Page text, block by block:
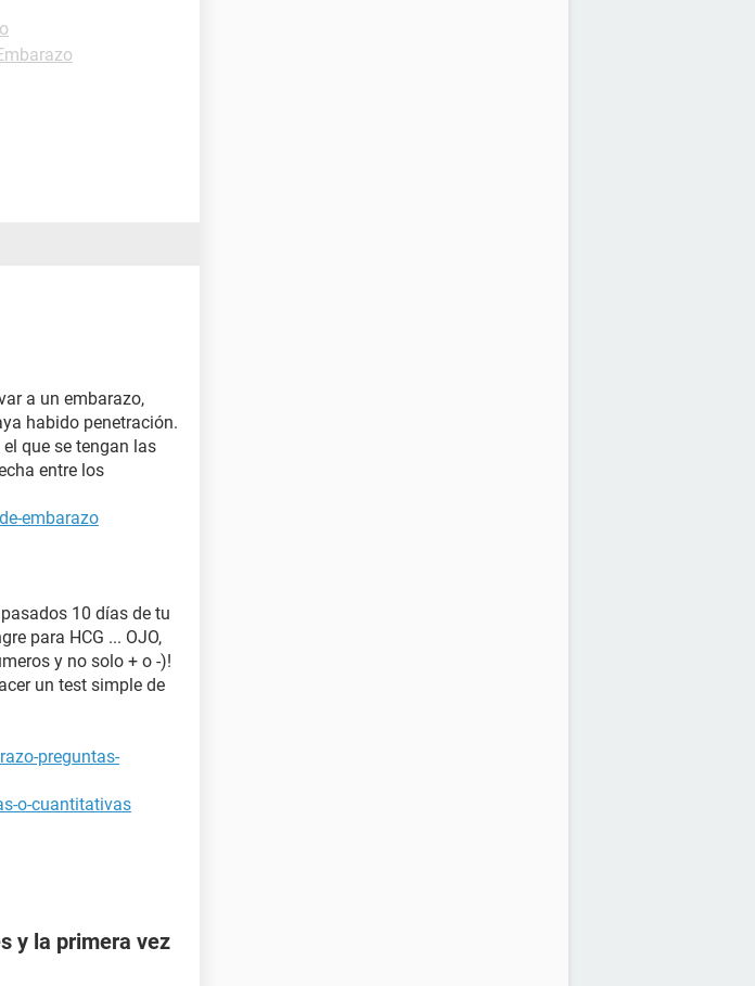
a un embarazo,
habido penetración.
que se tengan las
entre los
embarazo
10 días de tu
para HCG ... OJO,
y no solo + o -)!
un test simple de
preguntas-
o-cuantitativas
y la primera vez